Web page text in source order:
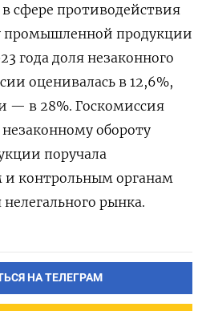
сфере противодействия
промышленной продукции
года доля незаконного
оценивалась в 12,6%,
— в 28%. Госкомиссия
обороту
поручала
контрольным органам
рынка.
НА ТЕЛЕГРАМ